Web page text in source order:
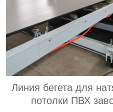
Линия бегета для
потолки ПВХ